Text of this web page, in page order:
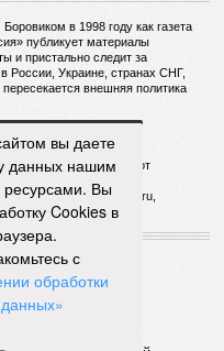
в 1998 году как газета
публикует материалы
и пристально следит за
России, Украине, странах СНГ,
внешняя политика
Горевой Р. Г.
ЭЛ № ФС 77 - 72681 от
versia@versia.ru,
вы даете
данных нашим
ресурсами. Вы
Cookies в
с
обработки